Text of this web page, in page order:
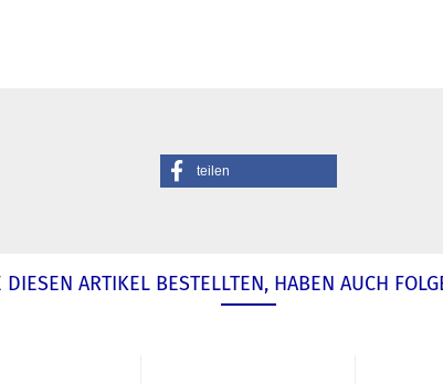
teilen
ARTIKEL BESTELLTEN, HABEN AUCH